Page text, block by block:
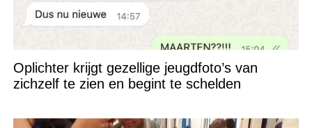
Oplichter krijgt gezellige jeugdfoto’s van
zichzelf te zien en begint te schelden